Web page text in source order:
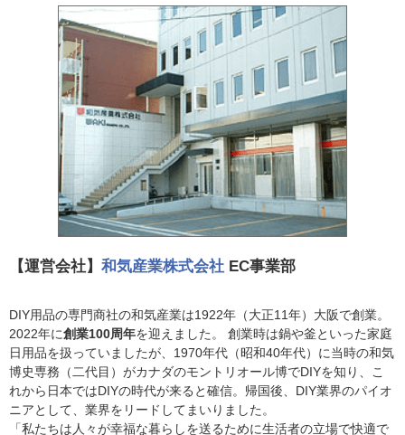
【運営会社】 和気産業株式会社 EC事業部
DIY用品の専門商社の和気産業は1922年（大正11年）大阪で創業。
2022年に創業100周年を迎えました。 創業時は鍋や釜といった家庭
日用品を扱っていましたが、1970年代（昭和40年代）に当時の和気
博史専務（二代目）がカナダのモントリオール博でDIYを知り、こ
れから日本ではDIYの時代が来ると確信。帰国後、DIY業界のパイオ
ニアとして、業界をリードしてまいりました。
「私たちは人々が幸福な暮らしを送るために生活者の立場で快適で